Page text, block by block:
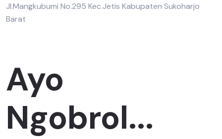
Jl.Mangkubumi No.295 Kec.Jetis Kabupaten Sukoharjo
Barat
Ayo
Ngobrol...